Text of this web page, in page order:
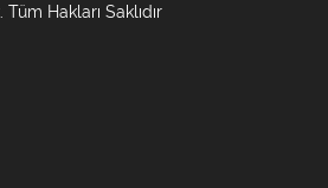
. Tüm Hakları Saklıdır